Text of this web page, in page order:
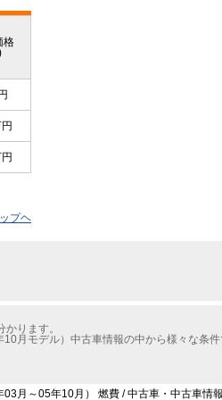
格
プヘ
ります。
月モデル）中古車情報の中から様々な条
03月～05年10月） 燃費 / 中古車・中古車情